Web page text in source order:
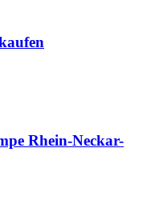
Rhein-Neckar-